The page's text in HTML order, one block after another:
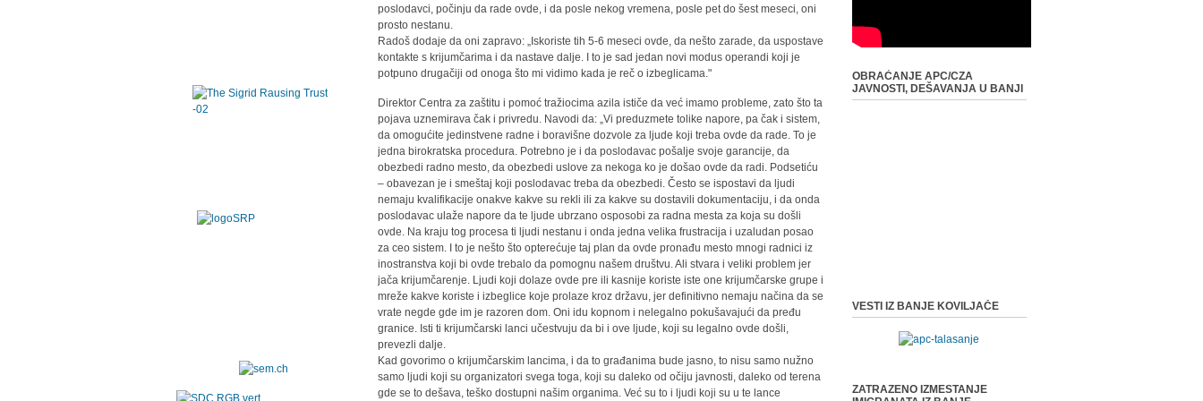
poslodavci, počinju da rade ovde, i da posle nekog vremena, posle pet do šest meseci, oni
prosto nestanu.
Radoš dodaje da oni zapravo: „Iskoriste tih 5-6 meseci ovde, da nešto zarade, da uspostave
kontakte s krijumčarima i da nastave dalje. I to je sad jedan novi modus operandi koji je
potpuno drugačiji od onoga što mi vidimo kada je reč o izbeglicama."
Direktor Centra za zaštitu i pomoć tražiocima azila ističe da već imamo probleme, zato što ta
pojava uznemirava čak i privredu. Navodi da: „Vi preduzmete tolike napore, pa čak i sistem,
da omogućite jedinstvene radne i boravišne dozvole za ljude koji treba ovde da rade. To je
jedna birokratska procedura. Potrebno je i da poslodavac pošalje svoje garancije, da
obezbedi radno mesto, da obezbedi uslove za nekoga ko je došao ovde da radi. Podsetiću
– obavezan je i smeštaj koji poslodavac treba da obezbedi. Često se ispostavi da ljudi
nemaju kvalifikacije onakve kakve su rekli ili za kakve su dostavili dokumentaciju, i da onda
poslodavac ulaže napore da te ljude ubrzano osposobi za radna mesta za koja su došli
ovde. Na kraju tog procesa ti ljudi nestanu i onda jedna velika frustracija i uzaludan posao
za ceo sistem. I to je nešto što opterećuje taj plan da ovde pronađu mesto mnogi radnici iz
inostranstva koji bi ovde trebalo da pomognu našem društvu. Ali stvara i veliki problem jer
jača krijumčarenje. Ljudi koji dolaze ovde pre ili kasnije koriste iste one krijumčarske grupe i
mreže kakve koriste i izbeglice koje prolaze kroz državu, jer definitivno nemaju načina da se
vrate negde gde im je razoren dom. Oni idu kopnom i nelegalno pokušavajući da pređu
granice. Isti ti krijumčarski lanci učestvuju da bi i ove ljude, koji su legalno ovde došli,
prevezli dalje.
Kad govorimo o krijumčarskim lancima, i da to građanima bude jasno, to nisu samo nužno
samo ljudi koji su organizatori svega toga, koji su daleko od očiju javnosti, daleko od terena
gde se to dešava, teško dostupni našim organima. Već su to i ljudi koji su u te lance
OBRAĆANJE APC/CZA
JAVNOSTI, DEŠAVANJA U BANJI
VESTI IZ BANJE KOVILJAČE
ZATRAZENO IZMESTANJE